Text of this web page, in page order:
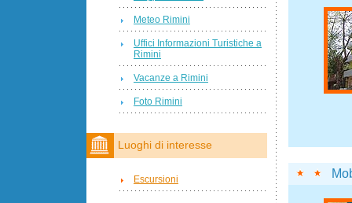
Meteo Rimini
Uffici Informazioni Turistiche a
Rimini
Vacanze a Rimini
Foto Rimini
Luoghi di interesse
Escursioni